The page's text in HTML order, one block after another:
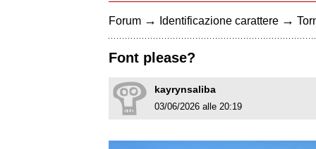
Forum → Identificazione carattere →
Font please?
kayrynsaliba
03/06/2026 alle 20:19